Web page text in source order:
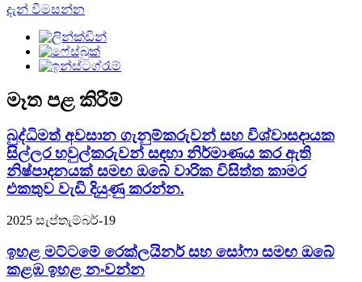
දැන් විමසන්න
මෑත පළ කිරීම්
බුද්ධිමත් අවසාන ගැනුම්කරුවන් සහ විශ්වාසදායක
සිල්ලර හවුල්කරුවන් සඳහා නිර්මාණය කර ඇති
නිෂ්පාදනයක් සමඟ ඔබේ වාරික විසිත්ත කාමර
එකතුව වැඩි දියුණු කරන්න.
2025 සැප්තැම්බර්-19
ඉහළ මට්ටමේ රෙක්ලයිනර් සහ සෝෆා සමඟ ඔබේ
කළඹ ඉහළ නංවන්න